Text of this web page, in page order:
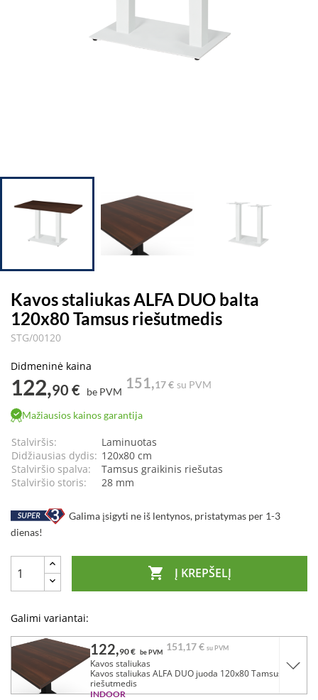
Kavos staliukas ALFA DUO balta
120x80 Tamsus riešutmedis
STG/00120
Didmeninė kaina
122,90 € be PVM
151,17 € su PVM
Mažiausios kainos garantija
Stalviršis:
Laminuotas
Didžiausias dydis: 120x80 cm
Stalviršio spalva:
Tamsus graikinis riešutas
Stalviršio storis:
28 mm
Galima įsigyti ne iš lentynos, pristatymas per 1-3
dienas!
 Į KREPŠELĮ
Galimi variantai:
122,90 € be PVM 151,17 € su PVM
Kavos staliukas
Kavos staliukas ALFA DUO juoda 120x80 Tamsus
riešutmedis
INDOOR